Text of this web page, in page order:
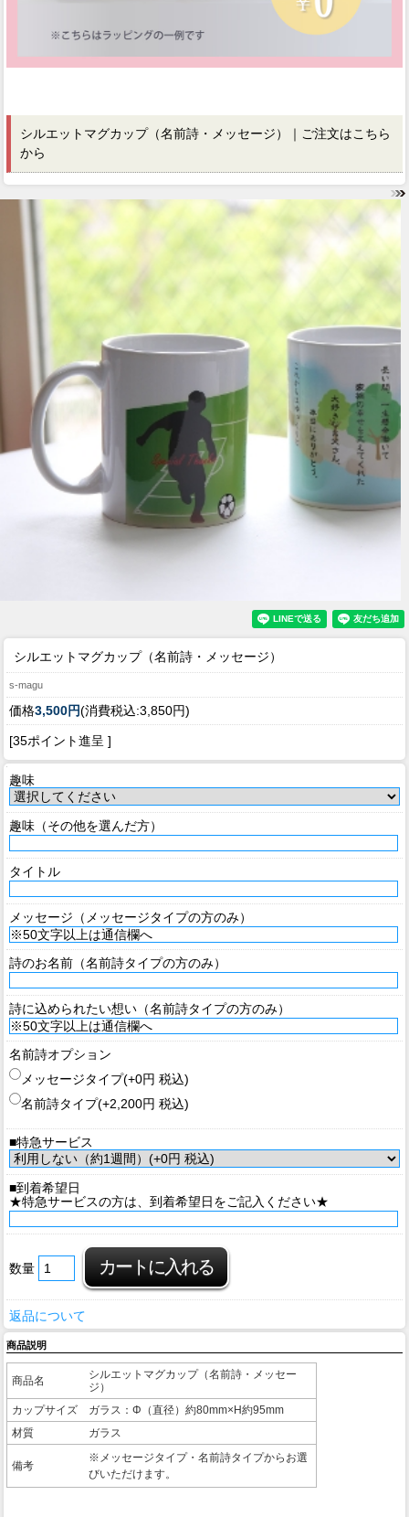
シルエットマグカップ（名前詩・メッセージ）｜ご注文はこちら
から
シルエットマグカップ（名前詩・メッセージ）
s-magu
価格3,500円(消費税込:3,850円)
[35ポイント進呈 ]
趣味
趣味（その他を選んだ方）
タイトル
メッセージ（メッセージタイプの方のみ）
詩のお名前（名前詩タイプの方のみ）
詩に込められたい想い（名前詩タイプの方のみ）
名前詩オプション
メッセージタイプ(+0円 税込)
名前詩タイプ(+2,200円 税込)
■特急サービス
■到着希望日
★特急サービスの方は、到着希望日をご記入ください★
数量
返品について
商品説明
商品名
シルエットマグカップ（名前詩・メッセー
ジ）
カップサイズ
ガラス：Φ（直径）約80mm×H約95mm
材質
ガラス
備考
※メッセージタイプ・名前詩タイプからお選
びいただけます。